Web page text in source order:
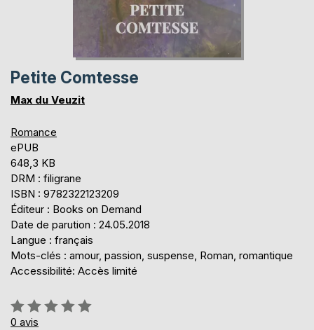
Petite Comtesse
Max du Veuzit
Romance
ePUB
648,3 KB
DRM : filigrane
ISBN : 9782322123209
Éditeur : Books on Demand
Date de parution : 24.05.2018
Langue : français
Mots-clés : amour, passion, suspense, Roman, romantique
Accessibilité: Accès limité
Évaluation:
0%
0 avis